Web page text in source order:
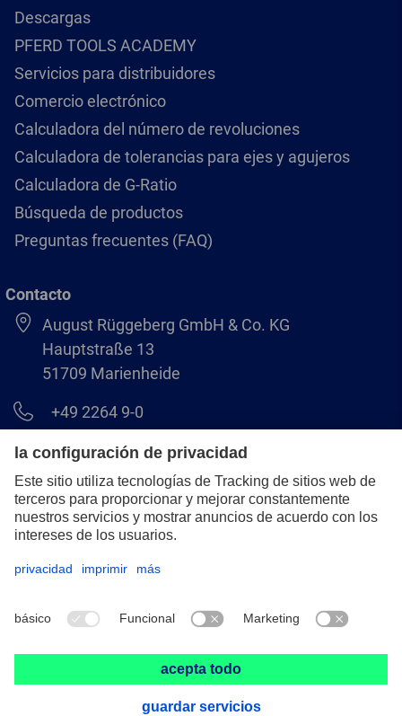
Descargas
PFERD TOOLS ACADEMY
Servicios para distribuidores
Comercio electrónico
Calculadora del número de revoluciones
Calculadora de tolerancias para ejes y agujeros
Calculadora de G-Ratio
Búsqueda de productos
Preguntas frecuentes (FAQ)
Contacto
August Rüggeberg GmbH & Co. KG
Hauptstraße 13
51709 Marienheide
+49 2264 9-0
info@pferd.com
+49 2264 9-400
Aviso legal
CGV
© 2026 August Rüggeberg GmbH & Co. KG